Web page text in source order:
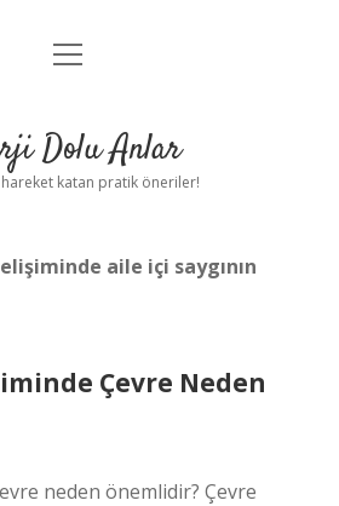
Anasayfa
Yasal Uyarı
menüyü
Dolu Anlar
hareket katan pratik öneriler!
aile içi saygının
Çevre Neden
neden önemlidir? Çevre